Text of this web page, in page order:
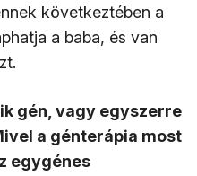
következtében a
a baba, és van
gén, vagy egyszerre
a génterápia most
egygénes